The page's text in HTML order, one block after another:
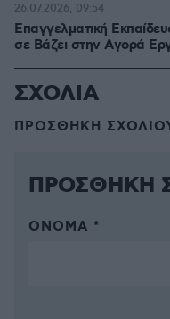
Επαγγελματική
σε Bάζει στην Aγορά
26.07.2026, 09:54
ΣΧΟΛΙΑ
ΠΡΟΣΘΗΚΗ
ΠΡΟΣΘΗΚΗ
ΌΝΟΜΑ *